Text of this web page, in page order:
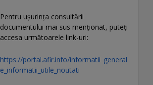
Pentru uşurinţa consultării
documentului mai sus menţionat, puteţi
accesa următoarele link-uri:
https://portal.afir.info/informatii_general
e_informatii_utile_noutati